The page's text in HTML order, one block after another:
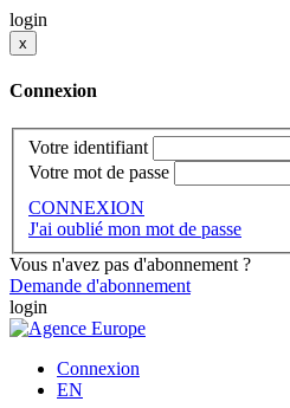
login
x
Connexion
Votre identifiant
Votre mot de passe
CONNEXION
J'ai oublié mon mot de passe
Vous n'avez pas d'abonnement ?
Demande d'abonnement
login
Connexion
EN